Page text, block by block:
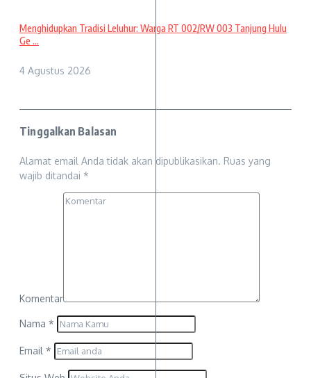
Menghidupkan Tradisi Leluhur: Warga RT 002/RW 003 Tanjung Hulu
Ge ...
4 Agustus 2026
Tinggalkan Balasan
Alamat email Anda tidak akan dipublikasikan. Ruas yang
wajib ditandai *
Komentar
Nama *
Email *